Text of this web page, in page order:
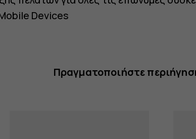
Devices
Πραγματοποιήστε